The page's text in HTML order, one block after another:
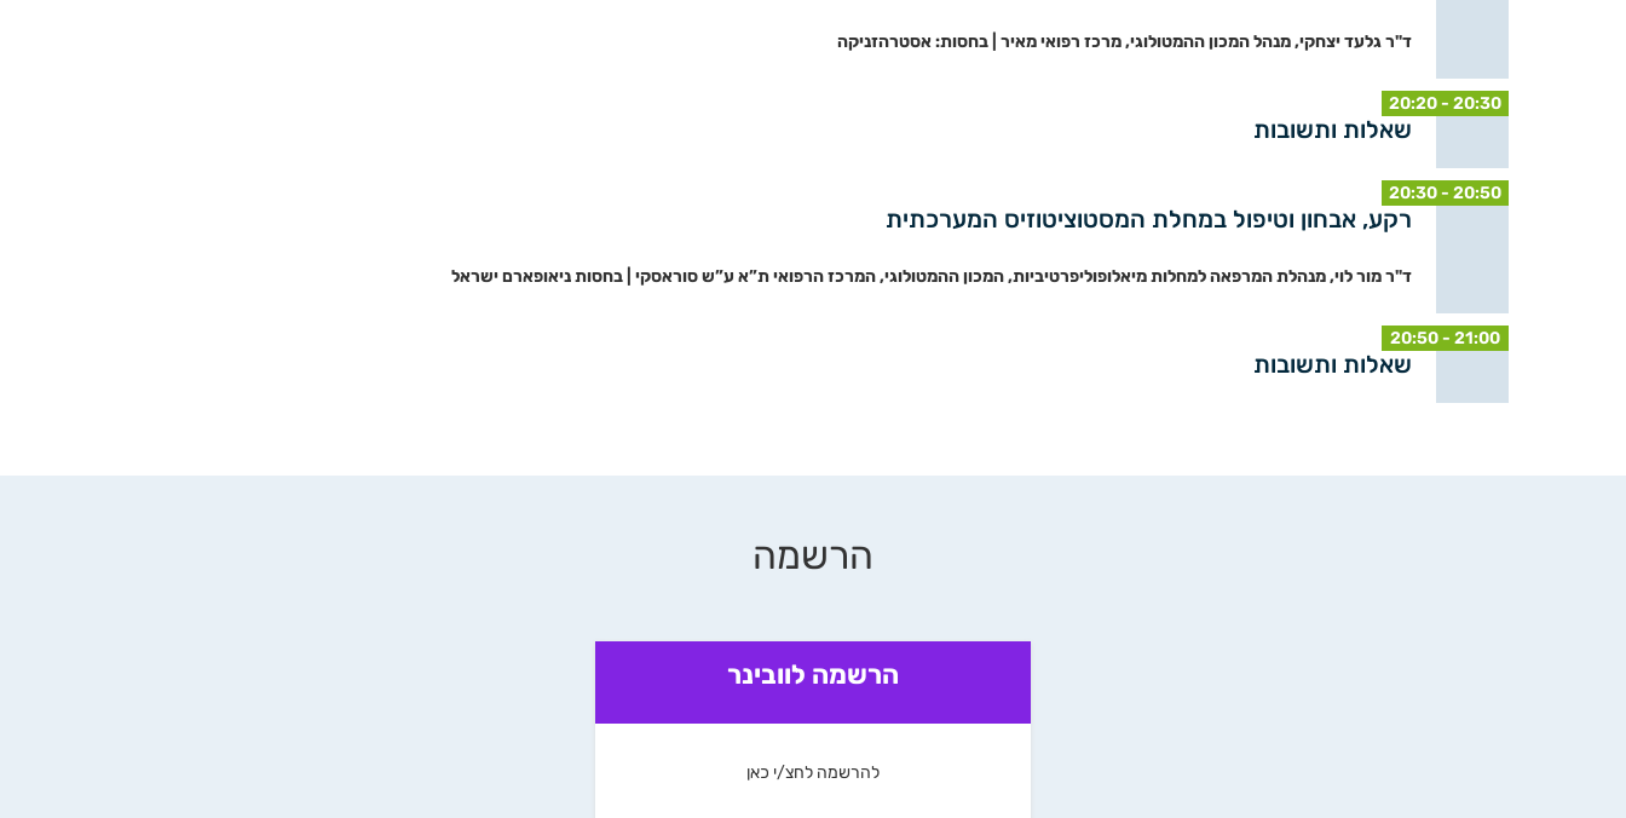
ד"ר גלעד יצחקי, מנהל המכון ההמטולוגי, מרכז רפואי מאיר | בחסות: אסטרהזניקה
20:20 - 20:30
שאלות ותשובות
20:30 - 20:50
רקע, אבחון וטיפול במחלת המסטוציטוזיס המערכתית
ד"ר מור לוי, מנהלת המרפאה למחלות מיאלופוליפרטיביות, המכון ההמטולוגי, המרכז הרפואי ת”א ע”ש סוראסקי | בחסות ניאופארם ישראל
20:50 - 21:00
שאלות ותשובות
הרשמה
הרשמה לוובינר
להרשמה לחצ/י כאן